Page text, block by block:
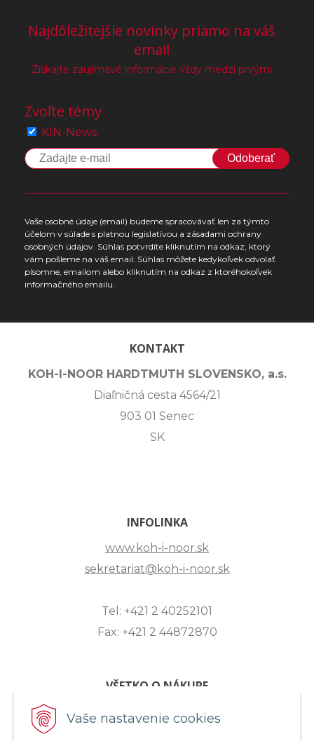
Vaše nastavenie cookies
Najdôležitejšie novinky priamo na váš
email
Získajte zaujímavé informácie vždy medzi prvými
Zvoľte témy
KIN-News
Odoberať
Vaše osobné údaje (email) budeme spracovávať len za týmto
účelom v súlade s platnou legislatívou a zásadami ochrany
osobných údajov. Súhlas potvrdíte kliknutím na odkaz, ktorý
vám pošleme na váš email. Súhlas môžete kedykoľvek odvolať
písomne, emailom alebo kliknutím na odkaz z ktoréhokoľvek
informačného emailu.
KONTAKT
KOH-I-NOOR HARDTMUTH SLOVENSKO, a.s.
Diaľničná cesta 4564/21
903 01 Senec
SK
INFOLINKA
www.koh-i-noor.sk
sekretariat@koh-i-noor.sk
Tel: +421 2 40252101
Fax: +421 2 44872870
VŠETKO O NÁKUPE
ZASLANIE OTÁZKY